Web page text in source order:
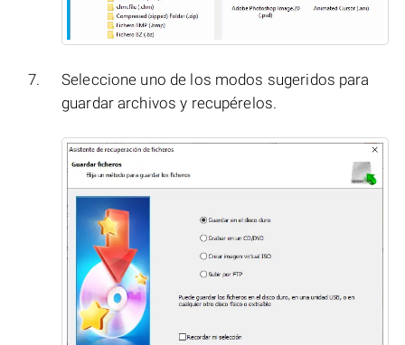
Seleccione uno de los modos sugeridos para
guardar archivos y recupérelos.